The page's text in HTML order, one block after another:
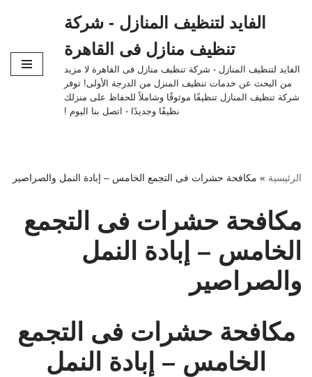
المحتوى
الفايد لتنظيف المنازل - شركة
تنظيف منازل فى القاهرة
الفايد لتنظيف المنازل - شركة تنظيف منازل فى القاهرة لا مزيد
من البحث عن خدمات تنظيف المنزل من الدرجة الأولى! توفر
شركة تنظيف المنازل تنظيفًا موثوقًا وشاملاً للحفاظ على منزلك
نظيفًا وجديدًا - اتصل بنا اليوم !
الرئيسية » مكافحة حشرات فى التجمع الخامس – إبادة النمل والصراصير
مكافحة حشرات فى التجمع
الخامس – إبادة النمل
والصراصير
مكافحة حشرات فى التجمع
الخامس – إبادة النمل